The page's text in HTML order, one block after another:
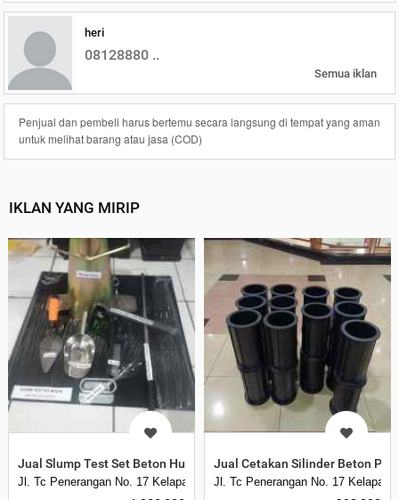
heri
08128880 ..
Semua iklan
Penjual dan pembeli harus bertemu secara langsung di tempat yang aman
untuk melihat barang atau jasa (COD)
IKLAN YANG MIRIP
Jual Slump Test Set Beton Hub
Jl. Tc Penerangan No. 17 Kelapa Dua Kebon Jeruk
Jual Cetakan Silinder Beton
Jl. Tc Penerangan No. 17 Kelapa